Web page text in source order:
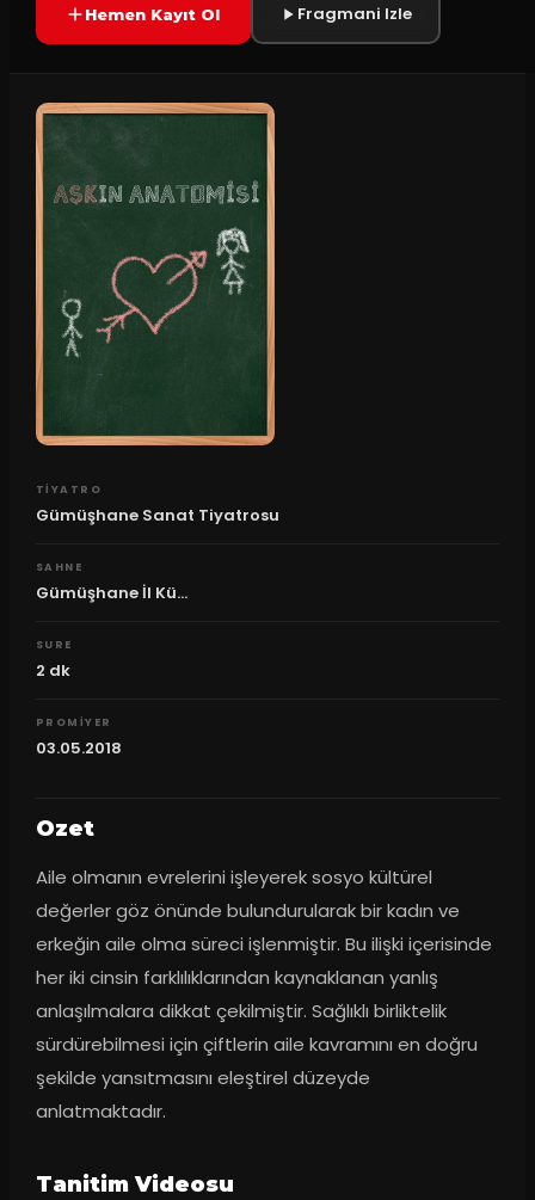
Hemen Kayıt Ol Fragmani Izle
TIYATRO
Gümüşhane Sanat Tiyatrosu
SAHNE
Gümüşhane İl Kü...
SURE
2 dk
PROMIYER
03.05.2018
Ozet
Aile olmanın evrelerini işleyerek sosyo kültürel
değerler göz önünde bulundurularak bir kadın ve
erkeğin aile olma süreci işlenmiştir. Bu ilişki içerisinde
her iki cinsin farklılıklarından kaynaklanan yanlış
anlaşılmalara dikkat çekilmiştir. Sağlıklı birliktelik
sürdürebilmesi için çiftlerin aile kavramını en doğru
şekilde yansıtmasını eleştirel düzeyde
anlatmaktadır.
Tanitim Videosu